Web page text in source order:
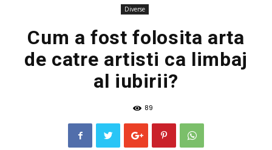
Online
Diverse
Cum a fost folosita arta
de catre artisti ca limbaj
al iubirii?
89